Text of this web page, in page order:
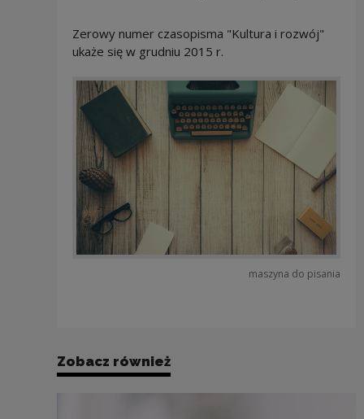
Zerowy numer czasopisma "Kultura i rozwój"
ukaże się w grudniu 2015 r.
maszyna do pisania
Zobacz również